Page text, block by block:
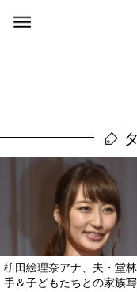
枡田絵理奈アナ、夫・堂
手＆子どもたちとの家族